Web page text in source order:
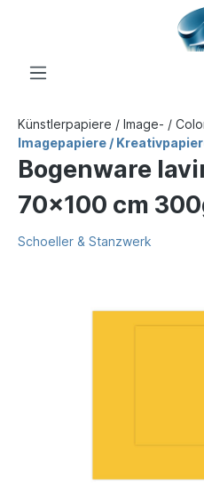
Künstlerpapiere / Image- /
Imagepapiere /
Bogenware
70x100 cm
Schoeller & Stanzwerk